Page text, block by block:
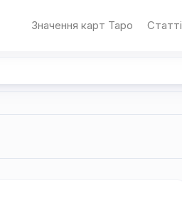
Значення карт Таро Статті